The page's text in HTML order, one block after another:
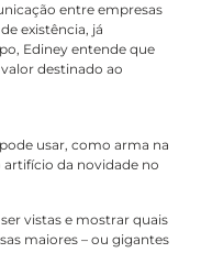
entre empresas
existência, já
Ediney entende que
destinado ao
usar, como arma na
artifício da novidade no
vistas e mostrar quais
maiores – ou gigantes